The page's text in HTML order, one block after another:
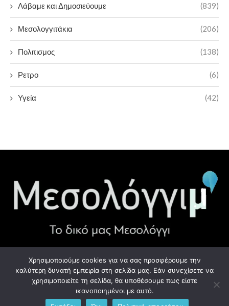
Λάβαμε και Δημοσιεύουμε (839)
Μεσολογγιτάκια (206)
Πολιτισμος (138)
Ρετρο (6)
Υγεία (42)
ΧΡΉΣΙΜΑ LINK
Προσωπικά Δεδομένα - GDPR
Χρησιμοποιούμε cookies για να σας προσφέρουμε την
καλύτερη δυνατή εμπειρία στη σελίδα μας. Εάν συνεχίσετε να
χρησιμοποιείτε τη σελίδα, θα υποθέσουμε πως είστε
ικανοποιημένοι με αυτό.